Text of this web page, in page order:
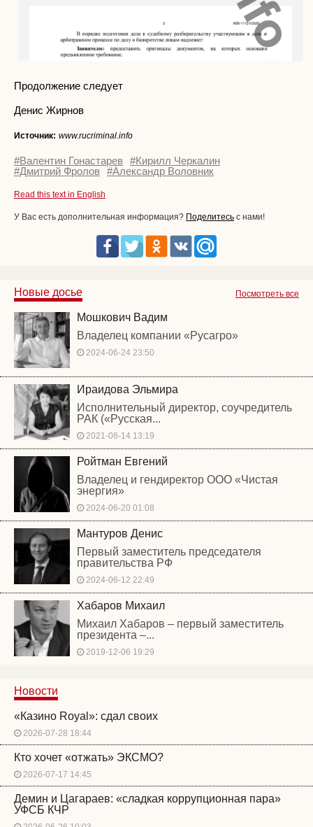
Продолжение следует
Денис Жирнов
Источник: www.rucriminal.info
#Валентин Гонастарев #Кирилл Черкалин
#Дмитрий Фролов #Александр Воловник
Read this text in English
У Вас есть дополнительная информация? Поделитесь с нами!
Посмотреть все
Новые досье
Мошкович Вадим
Владелец компании «Русагро»
2024-06-24 23:50
Ираидова Эльмира
Исполнительный директор, соучредитель
РАК («Русская...
2021-08-14 13:19
Ройтман Евгений
Владелец и гендиректор ООО «Чистая
энергия»
2024-06-20 01:08
Мантуров Денис
Первый заместитель председателя
правительства РФ
2024-06-12 22:49
Хабаров Михаил
Михаил Хабаров – первый заместитель
президента –...
2019-12-06 19:29
Новости
«Казино Royal»: сдал своих
2026-07-28 18:44
Кто хочет «отжать» ЭКСМО?
2026-07-17 14:45
Демин и Цагараев: «сладкая коррупционная пара»
УФСБ КЧР